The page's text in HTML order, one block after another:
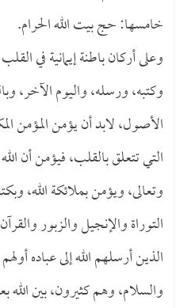
خامسها: حج بيت الله الحرام.
وعلى أركان باطنة إيمانية في
وكتبه، ورسله، واليوم الآخر،
الأصول، لابد أن يؤمن المؤمن
التي تتعلق بالقلب، فيؤمن أن
وتعالى، ويؤمن بملائكة الله،
التوراة والإنجيل والزبور
الذين أرسلهم الله إلى عباده
والسلام، وهم كثيرون، بين